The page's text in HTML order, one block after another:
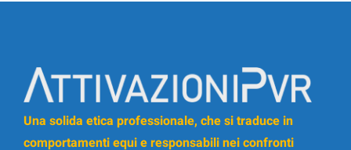
Una solida etica professionale, che si traduce in
comportamenti equi e responsabili nei confronti